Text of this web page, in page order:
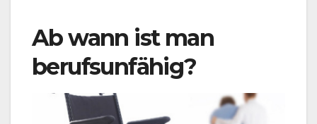
Ab wann ist man
berufsunfähig?